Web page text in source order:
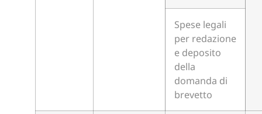
Spese legali
per redazione
e deposito
della
domanda di
brevetto